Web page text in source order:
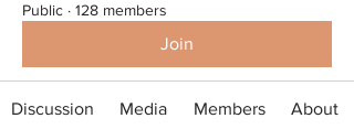
Public · 128 members
Join
Discussion Media Members About